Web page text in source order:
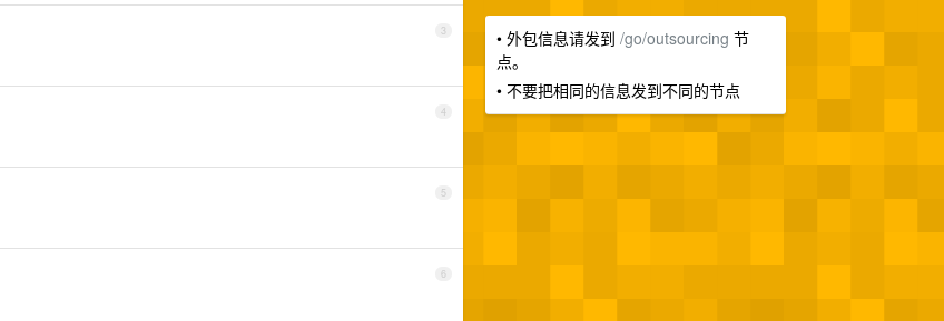
• 外包信息请发到 /go/outsourcing 节
点。
• 不要把相同的信息发到不同的节点
3
4
5
6